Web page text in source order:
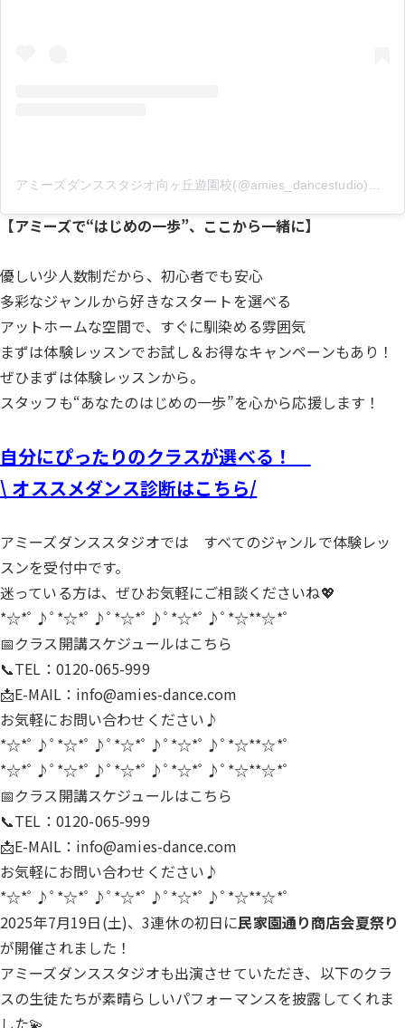
アミーズダンススタジオ向ヶ丘遊園校(@amies_dancestudio)がシェアした投稿
【アミーズで“はじめの一歩”、ここから一緒に】
優しい少人数制だから、初心者でも安心
多彩なジャンルから好きなスタートを選べる
アットホームな空間で、すぐに馴染める雰囲気
まずは体験レッスンでお試し＆お得なキャンペーンもあり！
ぜひまずは体験レッスンから。
スタッフも“あなたのはじめの一歩”を心から応援します！
自分にぴったりのクラスが選べる！
\ オススメダンス診断はこちら/
アミーズダンススタジオでは すべてのジャンルで体験レッ
スンを受付中です。
迷っている方は、ぜひお気軽にご相談くださいね💖
*☆*ﾟ♪ﾟ*☆*ﾟ♪ﾟ*☆*ﾟ♪ﾟ*☆*ﾟ♪ﾟ*☆**☆*ﾟ
📅クラス開講スケジュールはこちら
📞TEL：0120-065-999
📩E-MAIL： info@amies-dance.com
お気軽にお問い合わせください♪
*☆*ﾟ♪ﾟ*☆*ﾟ♪ﾟ*☆*ﾟ♪ﾟ*☆*ﾟ♪ﾟ*☆**☆*ﾟ
*☆*ﾟ♪ﾟ*☆*ﾟ♪ﾟ*☆*ﾟ♪ﾟ*☆*ﾟ♪ﾟ*☆**☆*ﾟ
📅クラス開講スケジュールはこちら
📞TEL：0120-065-999
📩E-MAIL： info@amies-dance.com
お気軽にお問い合わせください♪
*☆*ﾟ♪ﾟ*☆*ﾟ♪ﾟ*☆*ﾟ♪ﾟ*☆*ﾟ♪ﾟ*☆**☆*ﾟ
2025年7月19日(土)、3連休の初日に民家園通り商店会夏祭り
が開催されました！
アミーズダンススタジオも出演させていただき、以下のクラ
スの生徒たちが素晴らしいパフォーマンスを披露してくれま